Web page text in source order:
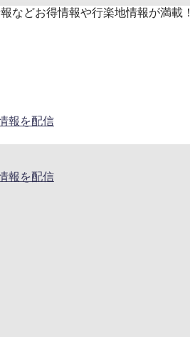
などお得情報や行楽地情報が満載！